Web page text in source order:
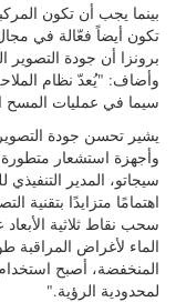
بينما يجب أن تكون
تكون أيضاً فعّالة في
برونزا أن جودة التصوير
وأضاف: "يُعدّ نظام الملاحة
سيما في عمليات المسح
يشير تحسن جودة
وأجهزة استشعار
سيجاتو، المدير
اهتمامًا متزايدًا بتقنية
سحب نقاط ثلاثية الأبعاد
الماء لأغراض المراقبة
المنخفضة، أصبح
لمحدودية الرؤية."